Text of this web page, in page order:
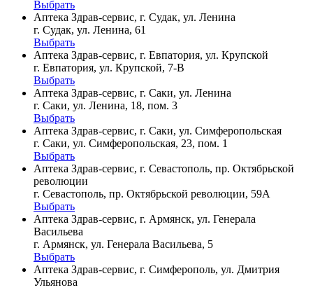
Выбрать
Аптека Здрав-сервис, г. Судак, ул. Ленина
г. Судак, ул. Ленина, 61
Выбрать
Аптека Здрав-сервис, г. Евпатория, ул. Крупской
г. Евпатория, ул. Крупской, 7-В
Выбрать
Аптека Здрав-сервис, г. Саки, ул. Ленина
г. Саки, ул. Ленина, 18, пом. 3
Выбрать
Аптека Здрав-сервис, г. Саки, ул. Симферопольская
г. Саки, ул. Симферопольская, 23, пом. 1
Выбрать
Аптека Здрав-сервис, г. Севастополь, пр. Октябрьской
революции
г. Севастополь, пр. Октябрьской революции, 59А
Выбрать
Аптека Здрав-сервис, г. Армянск, ул. Генерала
Васильева
г. Армянск, ул. Генерала Васильева, 5
Выбрать
Аптека Здрав-сервис, г. Симферополь, ул. Дмитрия
Ульянова